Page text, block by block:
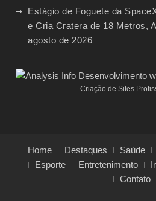
Estágio de Foguete da
e Cria Cratera de 18 Metros,
agosto de 2026
Criação de Sites
Home Destaques Saúde
Esporte
Entretenimento
Contato